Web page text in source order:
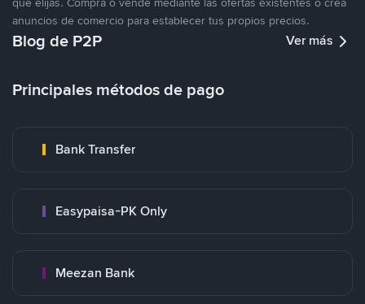
anuncios de comercio para establecer tus propios precios.
Blog de P2P Ver más
Principales métodos de pago
Bank Transfer
Easypaisa-PK Only
Meezan Bank